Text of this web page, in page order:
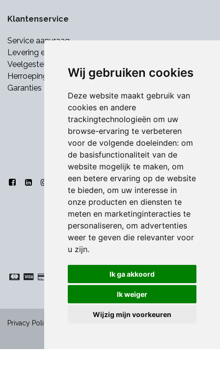
Wij gebruiken cookies
Deze website maakt gebruik van
cookies en andere
trackingtechnologieën om uw
browse-ervaring te verbeteren
voor de volgende doeleinden: om
de basisfunctionaliteit van de
website mogelijk te maken, om
een betere ervaring op de website
te bieden, om uw interesse in
onze producten en diensten te
meten en marketinginteracties te
personaliseren, om advertenties
weer te geven die relevanter voor
u zijn.
Ik ga akkoord
Ik weiger
Wijzig mijn voorkeuren
Klantenservice
Service aanvraag
Levering en betaling
Veelgestelde vragen
Herroepingsrecht
Garanties
Privacy Policy